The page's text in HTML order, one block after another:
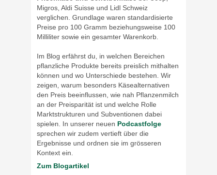
Migros, Aldi Suisse und Lidl Schweiz
verglichen. Grundlage waren standardisierte
Preise pro 100 Gramm beziehungsweise 100
Milliliter sowie ein gesamter Warenkorb.
Im Blog erfährst du, in welchen Bereichen
pflanzliche Produkte bereits preislich mithalten
können und wo Unterschiede bestehen. Wir
zeigen, warum besonders Käsealternativen
den Preis beeinflussen, wie nah Pflanzenmilch
an der Preisparität ist und welche Rolle
Marktstrukturen und Subventionen dabei
spielen. In unserer neuen Podcastfolge
sprechen wir zudem vertieft über die
Ergebnisse und ordnen sie im grösseren
Kontext ein.
Zum Blogartikel